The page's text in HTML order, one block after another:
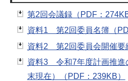
第2回会議録（PDF：274KB
資料1 第2回委員名簿（
資料2 第2回委員会開催要
資料3 令和7年度計画推進
末現在）（PDF：239KB）